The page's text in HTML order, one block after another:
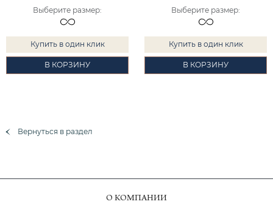
Выберите размер:
Купить в один клик
В КОРЗИНУ
Выберите размер:
Купить в один клик
В КОРЗИНУ
Вернуться в раздел
О КОМПАНИИ